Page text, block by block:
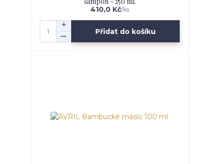
410,0 Kč/ks
Přidat do košíku